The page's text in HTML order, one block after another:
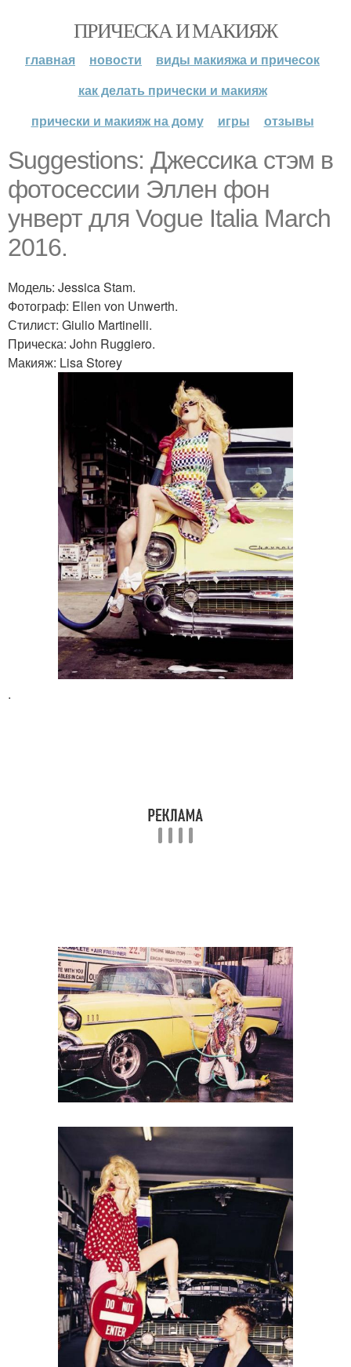
ПРИЧЕСКА И МАКИЯЖ
главная новости
виды макияжа и причесок
как делать прически и макияж
прически и макияж на дому
игры отзывы
Suggestions: Джессика стэм в
фотосессии Эллен фон
унверт для Vogue Italia March
2016.
Модель: Jessica Stam.
Фотограф: Ellen von Unwerth.
Стилист: Giulio Martinelli.
Прическа: John Ruggiero.
Макияж: Lisa Storey
.